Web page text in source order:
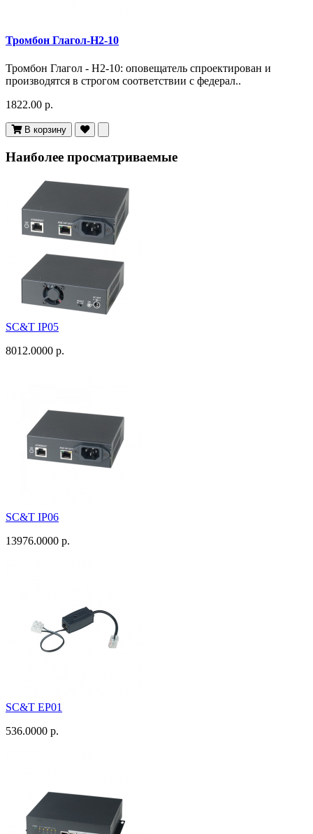
Тромбон Глагол-Н2-10
Тромбон Глагол - Н2-10: оповещатель спроектирован и
производятся в строгом соответствии с федерал..
1822.00 р.
В корзину
Наиболее просматриваемые
SC&T IP05
8012.0000 р.
SC&T IP06
13976.0000 р.
SC&T EP01
536.0000 р.